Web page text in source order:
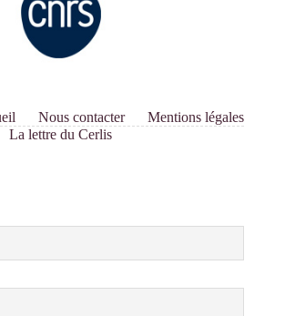
Nous contacter
Mentions légales
La lettre du Cerlis